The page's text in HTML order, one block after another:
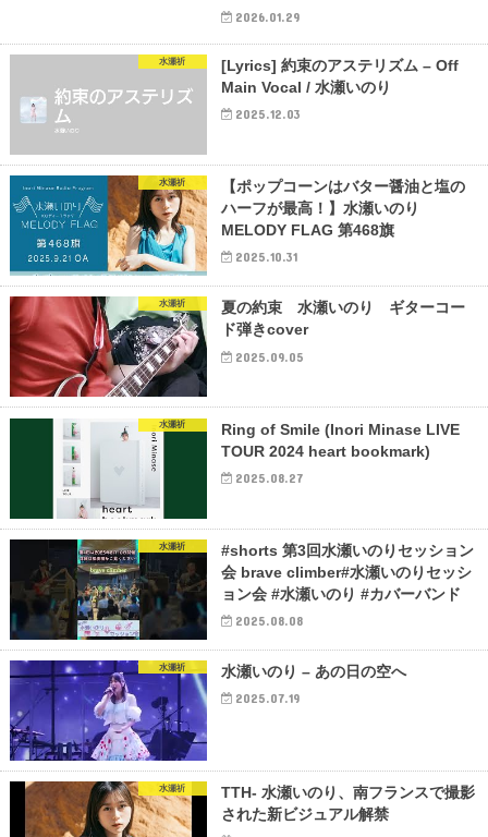
2026.01.29
水瀬祈
[Lyrics] 約束のアステリズム – Off
Main Vocal / 水瀬いのり
2025.12.03
水瀬祈
【ポップコーンはバター醤油と塩の
ハーフが最高！】水瀬いのり
MELODY FLAG 第468旗
2025.10.31
水瀬祈
夏の約束 水瀬いのり ギターコー
ド弾きcover
2025.09.05
水瀬祈
Ring of Smile (Inori Minase LIVE
TOUR 2024 heart bookmark)
2025.08.27
水瀬祈
#shorts 第3回水瀬いのりセッション
会 brave climber#水瀬いのりセッシ
ョン会 #水瀬いのり #カバーバンド
2025.08.08
水瀬祈 水瀬いのり – あの日の空へ
2025.07.19
水瀬祈
TTH- 水瀬いのり、南フランスで撮影
された新ビジュアル解禁